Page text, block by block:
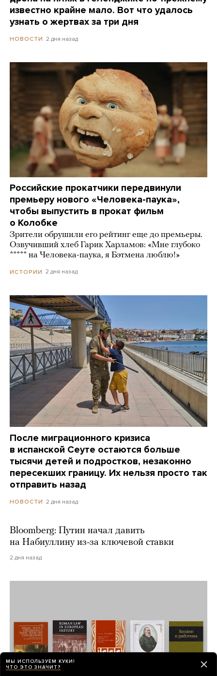
известно крайне мало. Вот что удалось
узнать о жертвах за три дня
НОВОСТИ 2 дня назад
Российские прокатчики передвинули
премьеру нового «Человека-паука»,
чтобы выпустить в прокат фильм
о Колобке
Зрители обрушили его рейтинг еще до премьеры.
Озвучивший хлеб Гарик Харламов: «Мне глубоко
***** на Человека-паука, я Бэтмена люблю!»
ИСТОРИИ 2 дня назад
После миграционного кризиса
в испанской Сеуте остаются больше
тысячи детей и подростков, незаконно
пересекших границу. Их нельзя просто так
отправить назад
НОВОСТИ 2 дня назад
Bloomberg: Путин начал давить
на Набиуллину из-за ключевой ставки
2 дня назад
МЫ ИСПОЛЬЗУЕМ КУКИ!
ЧТО ЭТО ЗНАЧИТ?